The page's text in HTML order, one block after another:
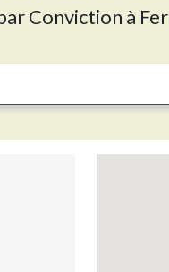
Conviction à